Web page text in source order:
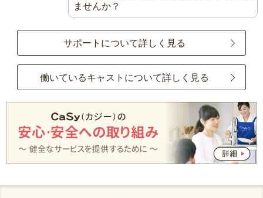
ませんか？
サポートについて詳しく見る
働いているキャストについて詳しく見る